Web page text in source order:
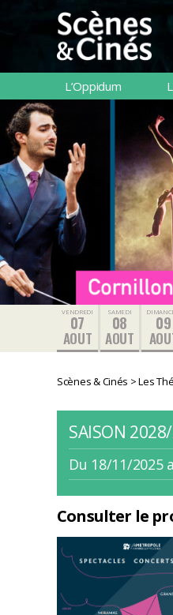
Scènes
&
Cinés
L’Oppidum
VENDREDI
07
AOUT
SAMEDI
08
AOUT
09
Scènes & Cinés >Les
SAISON
Du 18/11/
Consulter le